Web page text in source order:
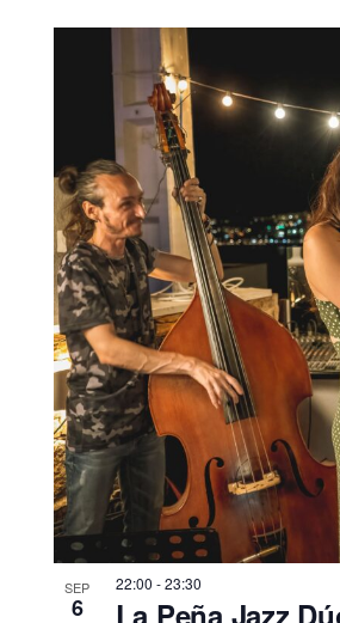
SEP
6
22:00 -23:30
La Peña Jazz